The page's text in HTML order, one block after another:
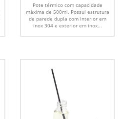
Pote térmico com capacidade
máxima de 500ml. Possui estrutura
de parede dupla com interior em
inox 304 e exterior em inox...